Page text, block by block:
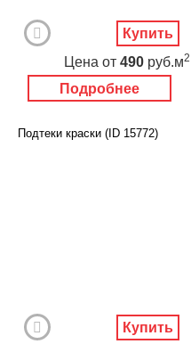
Подробнее
Цена от 490 руб.м2
Купить
Подтеки краски (ID 15772)
Купить